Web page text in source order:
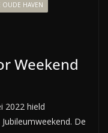
OUDE HAVEN
Weekend
2022 hield
De